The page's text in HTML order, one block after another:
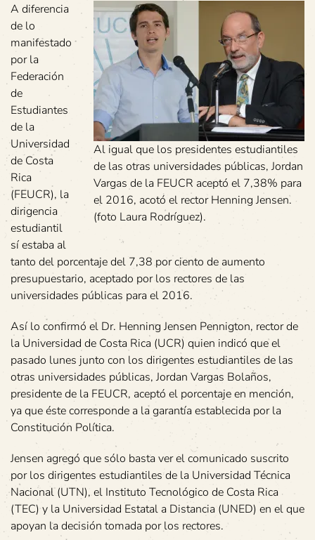
Al igual que los presidentes estudiantiles
de las otras universidades públicas, Jordan
Vargas de la FEUCR aceptó el 7,38% para
el 2016, acotó el rector Henning Jensen.
(foto Laura Rodríguez).
A diferencia
de lo
manifestado
por la
Federación
de
Estudiantes
de la
Universidad
de Costa
Rica
(FEUCR), la
dirigencia
estudiantil
sí estaba al
tanto del porcentaje del 7,38 por ciento de aumento
presupuestario, aceptado por los rectores de las
universidades públicas para el 2016.
Así lo confirmó el Dr. Henning Jensen Pennigton, rector de
la Universidad de Costa Rica (UCR) quien indicó que el
pasado lunes junto con los dirigentes estudiantiles de las
otras universidades públicas, Jordan Vargas Bolaños,
presidente de la FEUCR, aceptó el porcentaje en mención,
ya que éste corresponde a la garantía establecida por la
Constitución Política.
Jensen agregó que sólo basta ver el comunicado suscrito
por los dirigentes estudiantiles de la Universidad Técnica
Nacional (UTN), el Instituto Tecnológico de Costa Rica
(TEC) y la Universidad Estatal a Distancia (UNED) en el que
apoyan la decisión tomada por los rectores.